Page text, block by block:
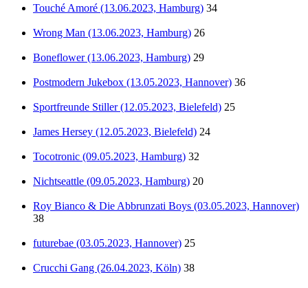
Touché Amoré (13.06.2023, Hamburg) 34
Wrong Man (13.06.2023, Hamburg) 26
Boneflower (13.06.2023, Hamburg) 29
Postmodern Jukebox (13.05.2023, Hannover) 36
Sportfreunde Stiller (12.05.2023, Bielefeld) 25
James Hersey (12.05.2023, Bielefeld) 24
Tocotronic (09.05.2023, Hamburg) 32
Nichtseattle (09.05.2023, Hamburg) 20
Roy Bianco & Die Abbrunzati Boys (03.05.2023, Hannover)
38
futurebae (03.05.2023, Hannover) 25
Crucchi Gang (26.04.2023, Köln) 38